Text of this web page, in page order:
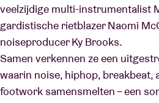
veelzijdige multi-instrumentalist
gardistische rietblazer Naomi
noiseproducer Ky Brooks.
Samen verkennen ze een
waarin noise, hiphop, breakbeat,
footwork samensmelten – een